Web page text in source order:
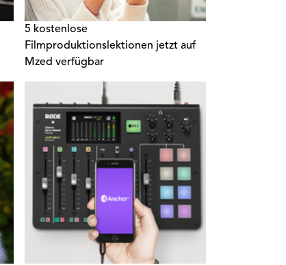
5 kostenlose
Filmproduktionslektionen jetzt auf
Mzed verfügbar